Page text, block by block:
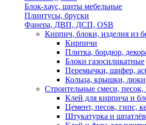
Блок-хаус, щиты мебельные
Плинтусы, бруски
Фанера, ДВП, ДСП, OSB
Кирпич, блоки, изделия из
Кирпичи
Плитка, бордюр,
Блоки газосиликатные
Перемычки, шифер,
Кольца, крышки, люки
Строительные смеси, песок,
Клей для кирпича и
Цемент, песок, гипс,
Штукатурка и